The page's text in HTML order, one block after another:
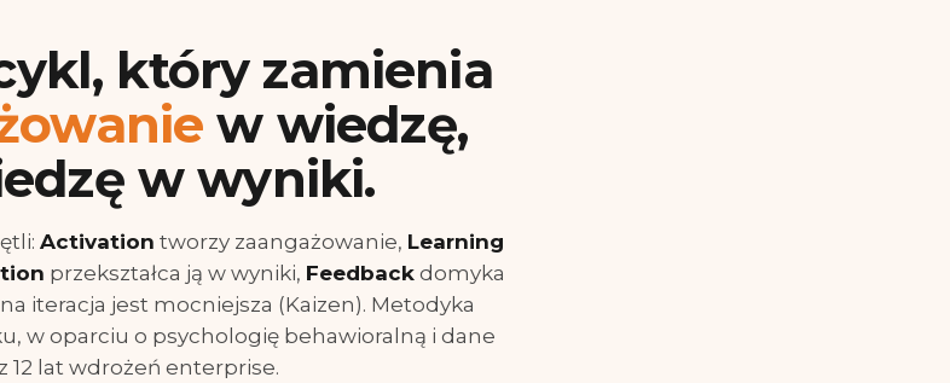
który zamienia
w wiedzę,
w wyniki.
Activation tworzy zaangażowanie, Learning
przekształca ją w wyniki, Feedback domyka
iteracja jest mocniejsza (Kaizen). Metodyka
w oparciu o psychologię behawioralną i dane
z 12 lat wdrożeń enterprise.